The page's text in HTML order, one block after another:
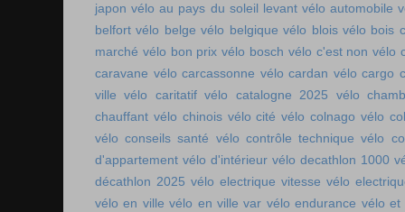
japon vélo au pays du soleil levant vélo automobile
belfort vélo belge vélo belgique vélo blois vélo bois
marché vélo bon prix vélo bosch vélo c'est non vélo
caravane vélo carcassonne vélo cardan vélo cargo
ville vélo caritatif vélo catalogne 2025
vélo
chauffant vélo chinois vélo cité vélo colnago vélo
vélo conseils santé vélo contrôle technique vélo
d'appartement vélo d'intérieur vélo decathlon 1000
décathlon 2025 vélo electrique vitesse vélo
vélo en ville vélo en ville var vélo endurance vélo et